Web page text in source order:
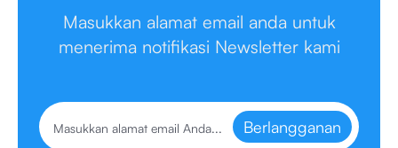
Masukkan alamat email anda untuk
menerima notifikasi Newsletter kami
Berlangganan